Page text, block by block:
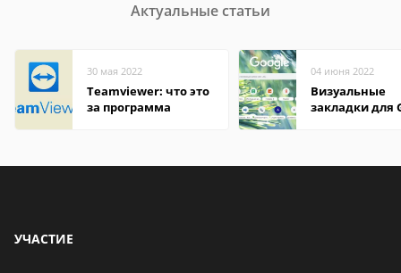
Актуальные статьи
30 мая 2022
Teamviewer: что это
за программа
04 июня 2022
Визуальные
закладки для
УЧАСТИЕ